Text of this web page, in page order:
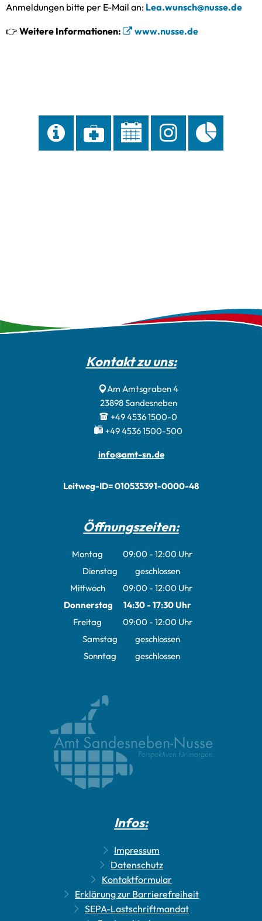
Anmeldungen bitte per E-Mail an: Lea.wunsch@nusse.de
👉 Weitere Informationen: www.nusse.de
Kontakt zu uns:
Am Amtsgraben 4
23898Sandesneben
+49 4536 1500-0
+49 4536 1500-500
info@amt-sn.de
Leitweg-ID= 010535391-0000-48
Öffnungszeiten:
Montag 09:00- 12:00Uhr
Von 09:00 bis 12:00 Uhr
Dienstag
geschlossen
Mittwoch
09:00- 12:00Uhr
Von 09:00 bis 12:00 Uhr
Donnerstag 14:30-17:30Uhr
Von 14:30 bis 17:30 Uhr
Freitag 09:00- 12:00Uhr
Von 09:00 bis 12:00 Uhr
Samstag
geschlossen
Sonntag
geschlossen
Infos:
Impressum
Datenschutz
Kontaktformular
Erklärung zur Barrierefreiheit
SEPA-Lastschriftmandat